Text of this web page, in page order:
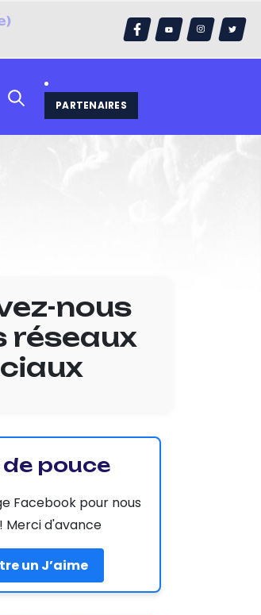
PARTENAIRES
nous
réseaux
pouce
Facebook pour nous
Merci d'avance
un J’aime